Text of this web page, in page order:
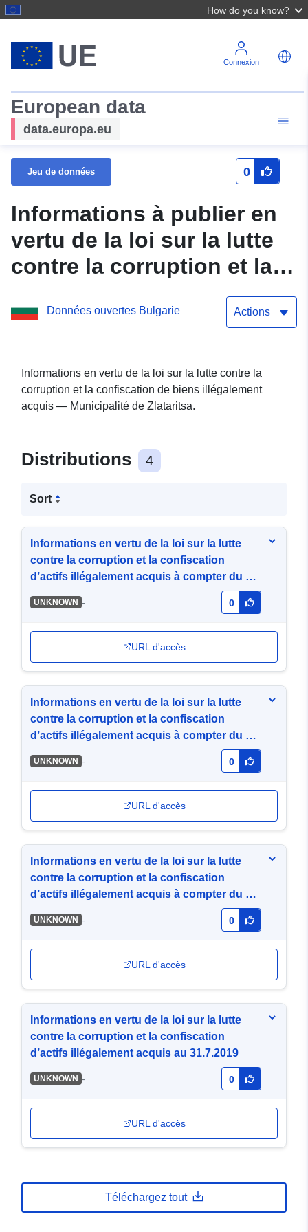
How do you know?
Connexion
European data
data.europa.eu
Jeu de données 0
Informations à publier en
vertu de la loi sur la lutte
contre la corruption et la
confiscation d’actifs
illégalement acquis
Données ouvertes Bulgarie Actions
Informations en vertu de la loi sur la lutte contre la
corruption et la confiscation de biens illégalement
acquis — Municipalité de Zlataritsa.
Distributions 4
Sort
Informations en vertu de la loi sur la lutte
contre la corruption et la confiscation
d’actifs illégalement acquis à compter du 16
UNKNOWN - 0
URL d'accès
Informations en vertu de la loi sur la lutte
contre la corruption et la confiscation
d’actifs illégalement acquis à compter du 28
UNKNOWN - 0
URL d'accès
Informations en vertu de la loi sur la lutte
contre la corruption et la confiscation
d’actifs illégalement acquis à compter du 30
UNKNOWN - 0
URL d'accès
Informations en vertu de la loi sur la lutte
contre la corruption et la confiscation
d’actifs illégalement acquis au 31.7.2019
UNKNOWN - 0
URL d'accès
Téléchargez tout